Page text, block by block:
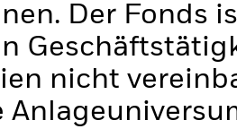
Der Fonds
nicht